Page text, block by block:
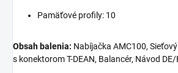
Pamäťové profily: 10
Obsah balenia: Nabíjačka AMC100,
s konektorom T-DEAN, Balancér, Návod DE/